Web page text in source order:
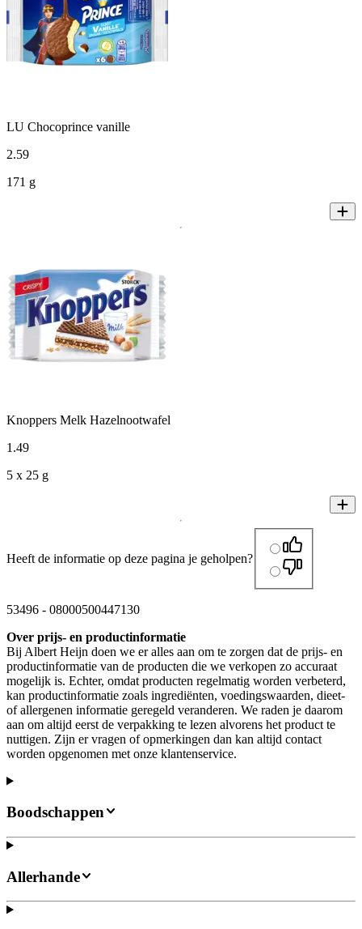
LU Chocoprince vanille
2.59
171 g
Knoppers Melk Hazelnootwafel
1 .49
5 x 25 g
Heeft de informatie op deze pagina je geholpen?
53496 - 08000500447130
Over prijs- en productinformatie
Bij Albert Heijn doen we er alles aan om te zorgen dat de prijs- en
productinformatie van de producten die we verkopen zo accuraat
mogelijk is. Echter, omdat producten regelmatig worden verbeterd,
kan productinformatie zoals ingrediënten, voedingswaarden, dieet-
of allergenen informatie geregeld veranderen. We raden je daarom
aan om altijd eerst de verpakking te lezen alvorens het product te
nuttigen. Zijn er vragen of opmerkingen dan kan altijd contact
worden opgenomen met onze klantenservice.
Boodschappen
Allerhande